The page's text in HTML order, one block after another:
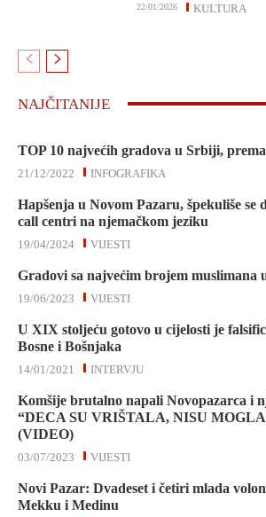
KULTURA
22/01/2026
NAJČITANIJE
TOP 10 najvećih gradova u Srbiji,
INFOGRAFIKA
21/12/2022
Hapšenja u Novom Pazaru, špekuliše se
call centri na njemačkom jeziku
VIJESTI
19/04/2024
Gradovi sa najvećim brojem muslimana
VIJESTI
19/06/2023
U XIX stoljeću gotovo u cijelosti je
Bosne i Bošnjaka
INTERVJU
14/01/2021
Komšije brutalno napali Novopazarca i
“DECA SU VRIŠTALA, NISU
(VIDEO)
VIJESTI
03/07/2023
Novi Pazar: Dvadeset i četiri mlada
Mekku i Medinu